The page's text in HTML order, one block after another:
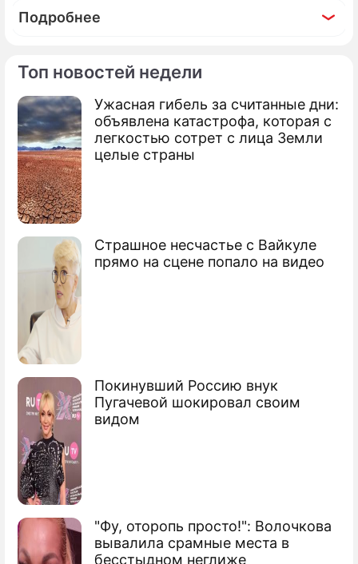
Топ новостей недели
Ужасная гибель за считанные дни:
объявлена катастрофа, которая с
легкостью сотрет с лица Земли
целые страны
Страшное несчастье с Вайкуле
прямо на сцене попало на видео
Покинувший Россию внук
Пугачевой шокировал своим
видом
"Фу, оторопь просто!": Волочкова
вывалила срамные места в
бесстыдном неглиже
Подробнее
По теме
У детей будет по три родителя
Биологи воссоздали "непорочное
зачатие"
Британские ученые модифицируют
детей